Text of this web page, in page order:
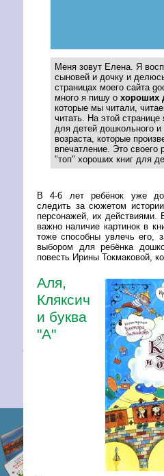
Меня зовут Елена. Я
сыновей и дочку и
страницах моего сайта
много я пишу о хороших
которые мы читали,
читать. На этой
для детей дошкольного и
возраста, которые
впечатление. Это
"топ" хороших книг для
В 4-6 лет ребёнок уже
следить за сюжетом
персонажей, их действиями.
важно наличие картинок в
тоже способны увлечь его,
выбором для ребёнка
повесть Ирины Токмаковой,
Аля,
Кляксич
и буква
"А"